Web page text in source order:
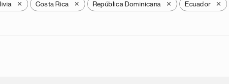
X Costa Rica X República Dominicana X Ecuador X